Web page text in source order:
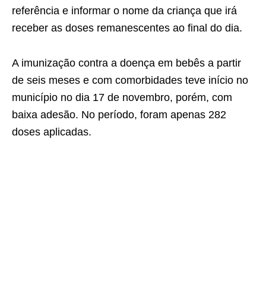
referência e informar o nome da criança que irá
receber as doses remanescentes ao final do dia.
A imunização contra a doença em bebês a partir
de seis meses e com comorbidades teve início no
município no dia 17 de novembro, porém, com
baixa adesão. No período, foram apenas 282
doses aplicadas.